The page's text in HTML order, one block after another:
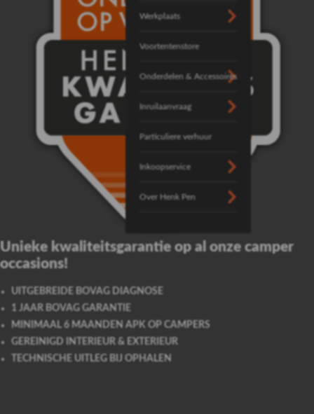
Werkplaats
Voortentenstore
Onderdelen & Accessoires
Inruilaanvraag
Particuliere verhuur
Inkoopservice
Over Henk Pen
Unieke kwaliteitsgarantie op al onze camper
occasions!
UITGEBREIDE BOVAG DIAGNOSE
1 JAAR BOVAG GARANTIE
MINIMAAL 6 MAANDEN APK OP CAMPERS
GEREINIGD INTERIEUR & EXTERIEUR
TECHNISCHE UITLEG BIJ OPHALEN